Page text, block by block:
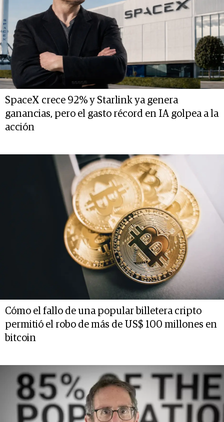
SpaceX crece 92% y Starlink ya genera
ganancias, pero el gasto récord en IA golpea a la
acción
Cómo el fallo de una popular billetera cripto
permitió el robo de más de US$ 100 millones en
bitcoin